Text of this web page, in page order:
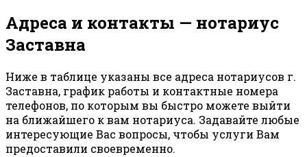
Адреса и контакты — нотариус
Заставна
Ниже в таблице указаны все адреса нотариусов г.
Заставна, график работы и контактные номера
телефонов, по которым вы быстро можете выйти
на ближайшего к вам нотариуса. Задавайте любые
интересующие Вас вопросы, чтобы услуги Вам
предоставили своевременно.